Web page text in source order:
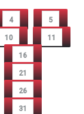
4 5
10 11
16
21
26
31